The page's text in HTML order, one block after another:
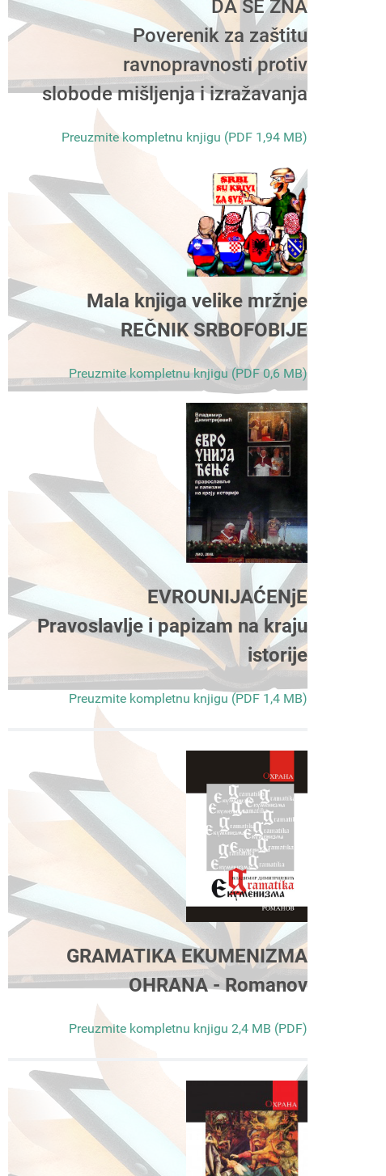
DA SE ZNA
Poverenik za zaštitu
ravnopravnosti protiv
slobode mišljenja i izražavanja
Preuzmite kompletnu knjigu (PDF 1,94 MB)
Mala knjiga velike mržnje
REČNIK SRBOFOBIJE
Preuzmite kompletnu knjigu (PDF 0,6 MB)
EVROUNIJAĆENjE
Pravoslavlje i papizam na kraju
istorije
Preuzmite kompletnu knjigu (PDF 1,4 MB)
GRAMATIKA EKUMENIZMA
OHRANA - Romanov
Preuzmite kompletnu knjigu 2,4 MB (PDF)